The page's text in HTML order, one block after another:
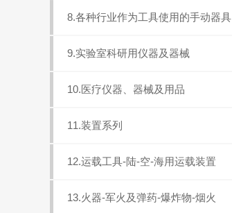
8.各种行业作为工具使用的手动器具
9.实验室科研用仪器及器械
10.医疗仪器、器械及用品
11.装置系列
12.运载工具-陆-空-海用运载装置
13.火器-军火及弹药-爆炸物-烟火